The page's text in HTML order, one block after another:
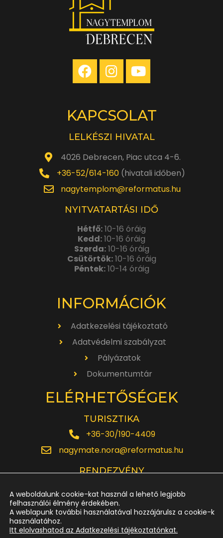
KAPCSOLAT
LELKÉSZI HIVATAL
4026 Debrecen, Piac utca 4-6.
+36-52/614-160(hivatali időben)
nagytemplom@reformatus.hu
NYITVATARTÁSI IDŐ
Hétfő:10-16 óráig
Kedd:10-16 óráig
Szerda:10-16 óráig
Csütörtök:10-16 óráig
Péntek:10-14 óráig
INFORMÁCIÓK
Adatkezelési tájékoztató
Adatvédelmi szabályzat
Pályázatok
Dokumentumtár
ELÉRHETŐSÉGEK
TURISZTIKA
+36-30/190-4409
nagymate.nora@reformatus.hu
RENDEZVÉNY
rendezveny.nagytemplom@reformatus.hu
A weboldalunk cookie-kat használ a lehető legjobb
felhasználói élmény érdekében.
A weblapunk további használatával hozzájárulsz a cookie-k
használatához.
Itt elolvashatod az Adatkezelési tájékoztatónkat.